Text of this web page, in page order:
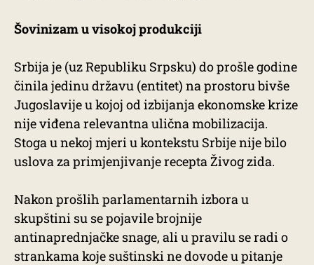
Šovinizam u visokoj produkciji
Srbija je (uz Republiku Srpsku) do prošle godine
činila jedinu državu (entitet) na prostoru bivše
Jugoslavije u kojoj od izbijanja ekonomske krize
nije viđena relevantna ulična mobilizacija.
Stoga u nekoj mjeri u kontekstu Srbije nije bilo
uslova za primjenjivanje recepta Živog zida.
Nakon prošlih parlamentarnih izbora u
skupštini su se pojavile brojnije
antinaprednjačke snage, ali u pravilu se radi o
strankama koje suštinski ne dovode u pitanje